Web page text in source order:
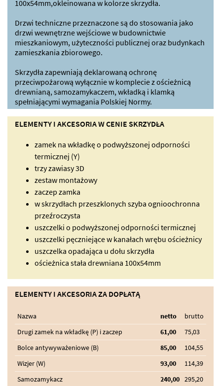
100x54mm,okleinowana w kolorze skrzydła.
Drzwi techniczne przeznaczone są do stosowania jako
drzwi wewnętrzne wejściowe w budownictwie
mieszkaniowym, użyteczności publicznej oraz budynkach
zamieszkania zbiorowego.
Skrzydła zapewniają deklarowaną ochronę
przeciwpożarową wyłącznie w komplecie z ościeżnicą
drewnianą, samozamykaczem, wkładką i klamką
spełniającymi wymagania Polskiej Normy.
ELEMENTY I AKCESORIA W CENIE SKRZYDŁA
zamek na wkładkę o podwyższonej odporności
termicznej (Y)
trzy zawiasy 3D
zestaw montażowy
zaczep zamka
w skrzydłach przeszklonych szyba ognioochronna
przeźroczysta
uszczelki o podwyższonej odporności termicznej
uszczelki pęczniejące w kanałach wrębu ościeżnicy
uszczelka opadająca u dołu skrzydła
ościeżnica stała drewniana 100x54mm
ELEMENTY I AKCESORIA ZA DOPŁATĄ
Nazwa netto
brutto
Drugi zamek na wkładkę (P) i zaczep
61,00
75,03
Bolce antywyważeniowe (B)
85,00
104,55
Wizjer (W)
93,00
114,39
Samozamykacz
240,00 295,20